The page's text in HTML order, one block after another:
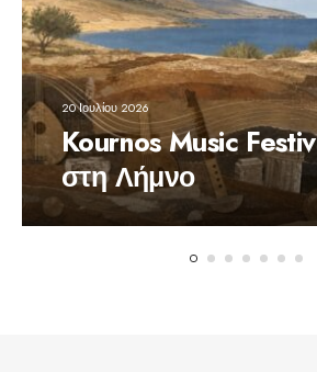
20 Ιουλίου 2026
Kournos Music
στη Λήμνο